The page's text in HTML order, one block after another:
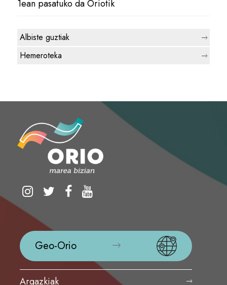
1ean pasatuko da Oriotik
Albiste guztiak
Hemeroteka
Geo-Orio
Argazkiak